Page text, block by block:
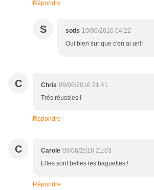
Répondre
S sotis 10/06/2016 04:22
Oui bien sur que c'en ai un!!
C Chris 09/06/2016 21:41
Très réussies !
Répondre
C Carole 09/06/2016 21:03
Elles sont belles tes baguettes !
Répondre